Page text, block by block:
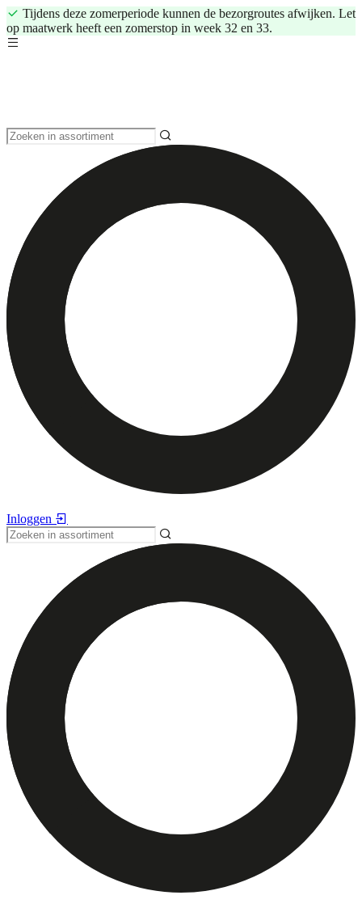
Tijdens deze zomerperiode kunnen de bezorgroutes afwijken. Let
op maatwerk heeft een zomerstop in week 32 en 33.
Inloggen